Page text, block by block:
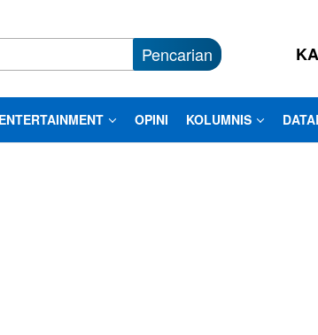
Pencarian
ENTERTAINMENT OPINI KOLUMNIS